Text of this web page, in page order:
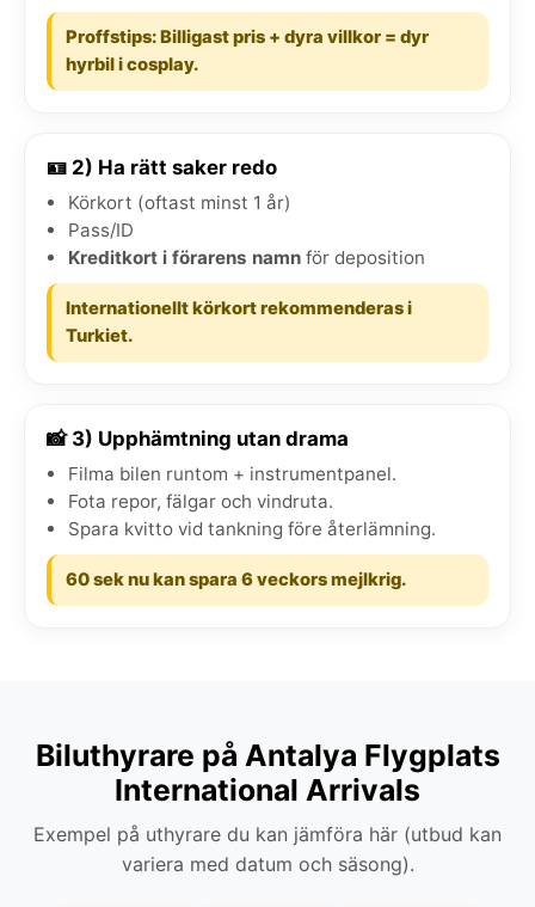
Proffstips: Billigast pris + dyra villkor = dyr
hyrbil i cosplay.
🪪 2) Ha rätt saker redo
Körkort (oftast minst 1 år)
Pass/ID
Kreditkort i förarens namn för deposition
Internationellt körkort rekommenderas i
Turkiet.
📸 3) Upphämtning utan drama
Filma bilen runtom + instrumentpanel.
Fota repor, fälgar och vindruta.
Spara kvitto vid tankning före återlämning.
60 sek nu kan spara 6 veckors mejlkrig.
Biluthyrare på Antalya Flygplats
International Arrivals
Exempel på uthyrare du kan jämföra här (utbud kan
variera med datum och säsong).